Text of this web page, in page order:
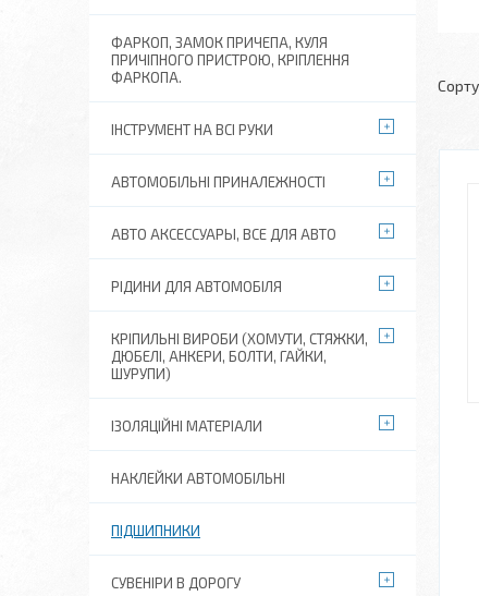
ФАРКОП, ЗАМОК ПРИЧЕПА, КУЛЯ
ПРИЧІПНОГО ПРИСТРОЮ, КРІПЛЕННЯ
ФАРКОПА.
ІНСТРУМЕНТ НА ВСІ РУКИ
АВТОМОБІЛЬНІ ПРИНАЛЕЖНОСТІ
АВТО АКСЕССУАРЫ, ВСЕ ДЛЯ АВТО
РІДИНИ ДЛЯ АВТОМОБІЛЯ
КРІПИЛЬНІ ВИРОБИ (ХОМУТИ, СТЯЖКИ,
ДЮБЕЛІ, АНКЕРИ, БОЛТИ, ГАЙКИ,
ШУРУПИ)
ІЗОЛЯЦІЙНІ МАТЕРІАЛИ
НАКЛЕЙКИ АВТОМОБІЛЬНІ
ПІДШИПНИКИ
СУВЕНІРИ В ДОРОГУ